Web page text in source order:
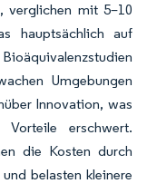
verglichen mit 5–10
hauptsächlich auf
Umgebungen
Innovation, was
Vorteile erschwert.
die Kosten durch
belasten kleinere